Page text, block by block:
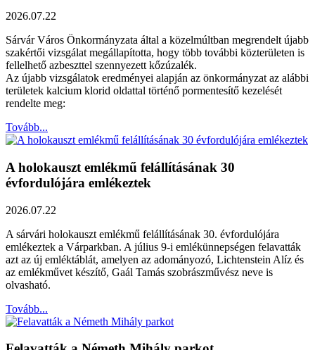
2026.07.22
Sárvár Város Önkormányzata által a közelmúltban megrendelt újabb
szakértői vizsgálat megállapította, hogy több további közterületen is
fellelhető azbeszttel szennyezett kőzúzalék.
Az újabb vizsgálatok eredményei alapján az önkormányzat az alábbi
területek kalcium klorid oldattal történő pormentesítő kezelését
rendelte meg:
Tovább...
A holokauszt emlékmű felállításának 30
évfordulójára emlékeztek
2026.07.22
A sárvári holokauszt emlékmű felállításának 30. évfordulójára
emlékeztek a Várparkban. A július 9-i emlékünnepségen felavatták
azt az új emléktáblát, amelyen az adományozó, Lichtenstein Alíz és
az emlékművet készítő, Gaál Tamás szobrászművész neve is
olvasható.
Tovább...